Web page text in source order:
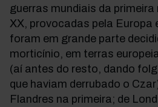
guerras mundiais da
XX, provocadas pela Europa
foram em grande parte
morticínio, em terras
(aí antes do resto, dando
que haviam derrubado o
Flandres na primeira; de